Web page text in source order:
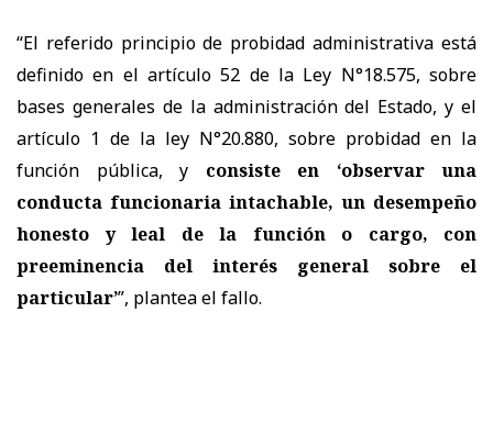
“El referido principio de probidad administrativa está
definido en el artículo 52 de la Ley N°18.575, sobre
bases generales de la administración del Estado, y el
artículo 1 de la ley N°20.880, sobre probidad en la
función pública, y consiste en ‘observar una
conducta funcionaria intachable, un desempeño
honesto y leal de la función o cargo, con
preeminencia del interés general sobre el
particular’”, plantea el fallo.